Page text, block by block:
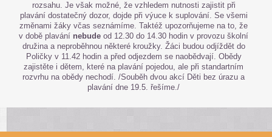
rozsahu. Je však možné, že vzhledem nutnosti zajistit při
plavání dostatečný dozor, dojde při výuce k suplování. Se všemi
změnami žáky včas seznámíme. Taktéž upozorňujeme na to, že
v době plavání nebude od 12.30 do 14.30 hodin v provozu školní
družina a neproběhnou některé kroužky. Žáci budou odjíždět do
Poličky v 11.42 hodin a před odjezdem se naobědvají. Obědy
zajistěte i dětem, které na plavání pojedou, ale při standartním
rozvrhu na obědy nechodí. /Souběh dvou akcí Děti bez úrazu a
plavání dne 19.5. řešíme./